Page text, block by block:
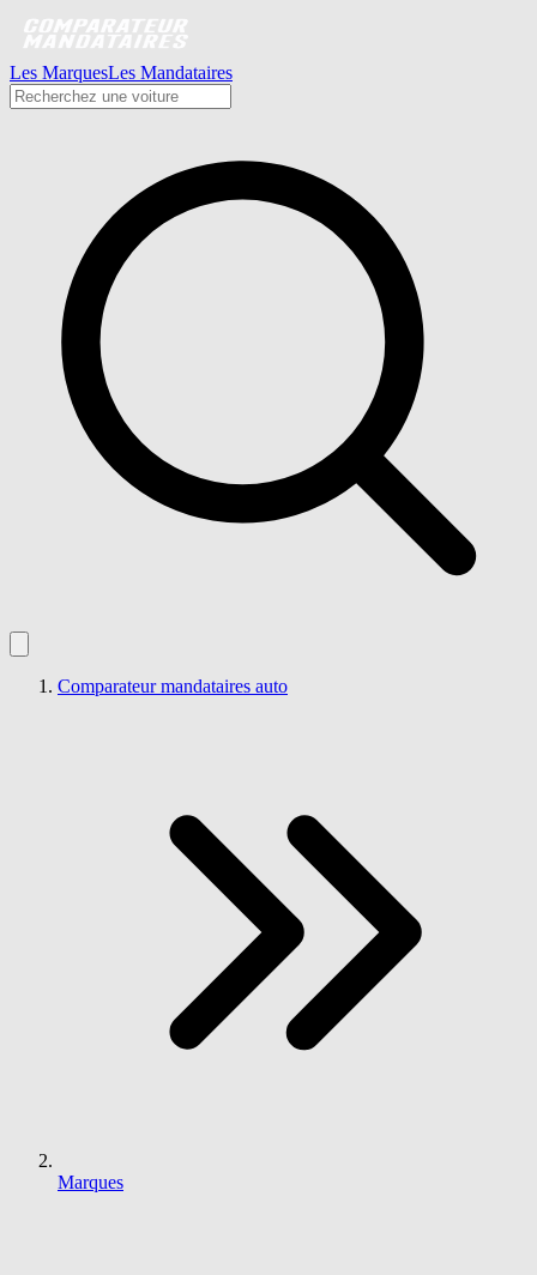
Les MarquesLes Mandataires
Comparateur mandataires auto
Marques